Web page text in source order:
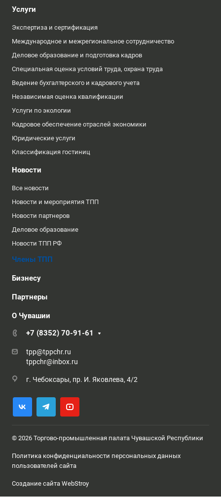
Услуги
Экспертиза и сертификация
Международное и межрегиональное сотрудничество
Деловое образование и подготовка кадров
Специальная оценка условий труда, охрана труда
Ведение бухгалтерского и кадрового учета
Независимая оценка квалификации
Услуги по экологии
Кадровое обеспечение отраслей экономики
Юридические услуги
Классификация гостиниц
Новости
Все новости
Новости и мероприятия ТПП
Новости партнеров
Деловое образование
Новости ТПП РФ
Члены ТПП
Бизнесу
Партнеры
О Чувашии
+7 (8352) 70-91-61
tpp@tppchr.ru
tppchr@inbox.ru
г. Чебоксары, пр. И. Яковлева, 4/2
© 2026 Торгово-промышленная палата Чувашской Республики
Политика конфиденциальности персональных данных
пользователей сайта
Создание сайта WebStroy